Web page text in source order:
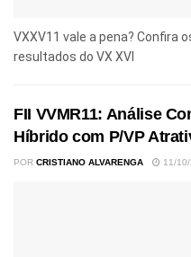
VXXV11 vale a pena? Confira
resultados do VX XVI
FII VVMR11: Análise
Híbrido com P/VP
POR CRISTIANO ALVARENGA 11/